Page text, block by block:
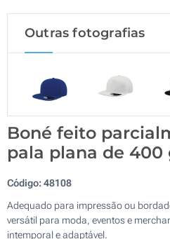
Outras fotografias
Boné feito
pala plana de 400
Código:48108
Adequado para impressão ou
versátil para moda, eventos e
intemporal e adaptável.